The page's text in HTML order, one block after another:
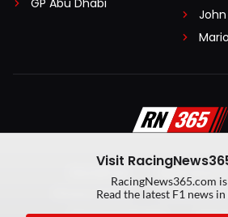
GP Abu Dhabi
Algemene
Privacy Policy
Created by
Visit
RacingNews365.com
Read the latest F1 news in